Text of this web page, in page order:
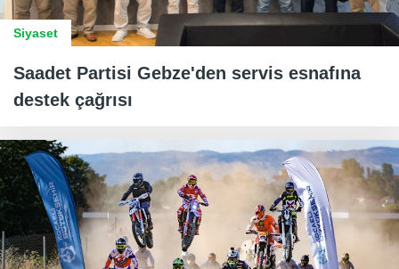
Siyaset
Saadet Partisi Gebze'den servis esnafına
destek çağrısı